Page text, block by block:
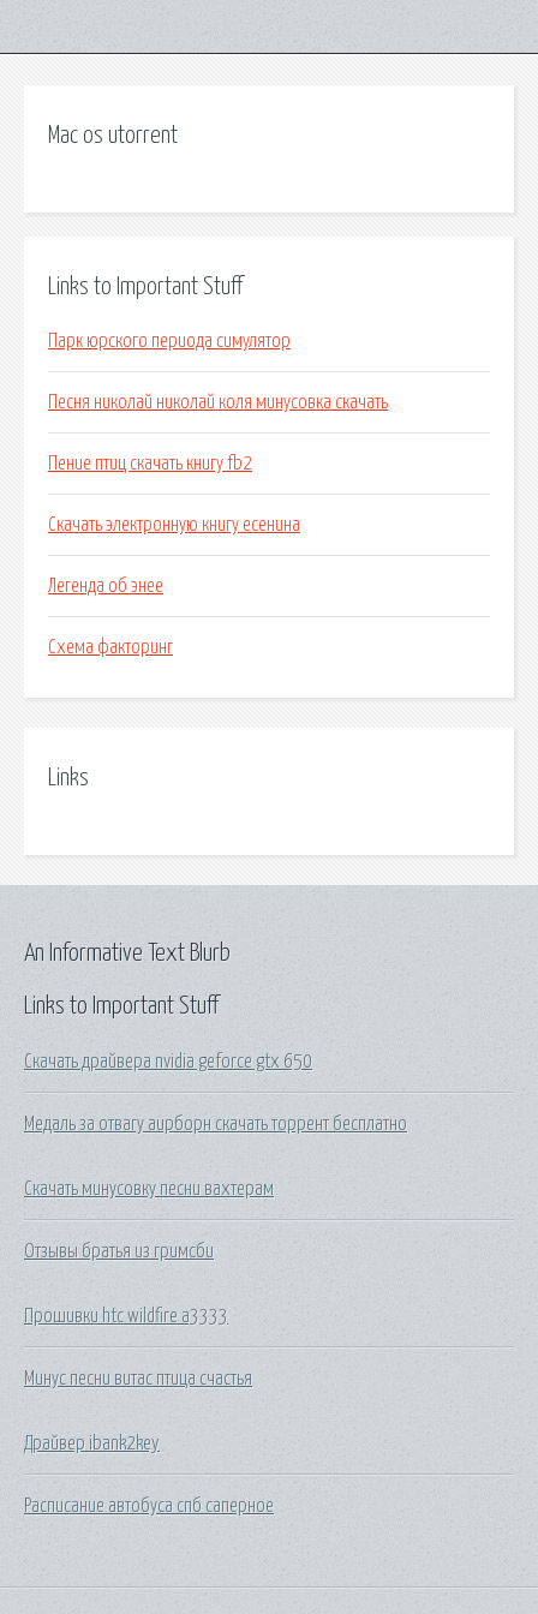
Mac os utorrent
Links to Important Stuff
Парк юрского периода симулятор
Песня николай николай коля минусовка скачать
Пение птиц скачать книгу fb2
Скачать электронную книгу есенина
Легенда об энее
Схема факторинг
Links
Links to Important Stuff
Скачать драйвера nvidia geforce gtx 650
Медаль за отвагу аирборн скачать торрент бесплатно
Скачать минусовку песни вахтерам
Отзывы братья из гримсби
Прошивки htc wildfire a3333
Минус песни витас птица счастья
Драйвер ibank2key
Расписание автобуса спб саперное
An Informative Text Blurb